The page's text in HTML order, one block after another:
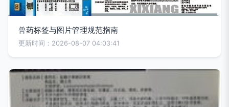
兽药标签与图片管理规范指南
更新时间：2026-08-07 04:03:41